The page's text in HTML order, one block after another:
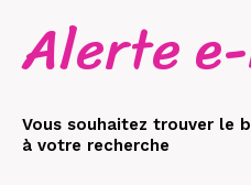
Alerte
Vous souhaitez trouver le
à votre recherche